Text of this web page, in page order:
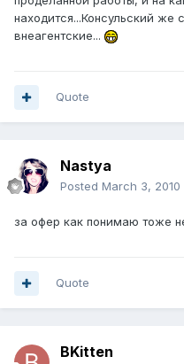
находится...Консульский же
внеагентские...
Quote
Nastya
Posted March 3, 2010
за офер как понимаю тоже
Quote
BKitten